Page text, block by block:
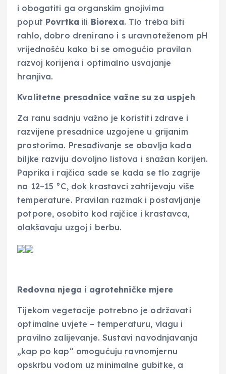
i obogatiti ga organskim gnojivima
poput Povrtka ili Biorexa. Tlo treba biti
rahlo, dobro drenirano i s uravnoteženom pH
vrijednošću kako bi se omogućio pravilan
razvoj korijena i optimalno usvajanje
hranjiva.
Kvalitetne presadnice važne su za uspjeh
Za ranu sadnju važno je koristiti zdrave i
razvijene presadnice uzgojene u grijanim
prostorima. Presađivanje se obavlja kada
biljke razviju dovoljno listova i snažan korijen.
Paprika i rajčica sade se kada se tlo zagrije
na 12–15 °C, dok krastavci zahtijevaju više
temperature. Pravilan razmak i postavljanje
potpore, osobito kod rajčice i krastavca,
olakšavaju uzgoj i berbu.
Redovna njega i agrotehničke mjere
Tijekom vegetacije potrebno je održavati
optimalne uvjete – temperaturu, vlagu i
pravilno zalijevanje. Sustavi navodnjavanja
„kap po kap“ omogućuju ravnomjernu
opskrbu vodom uz minimalne gubitke, a